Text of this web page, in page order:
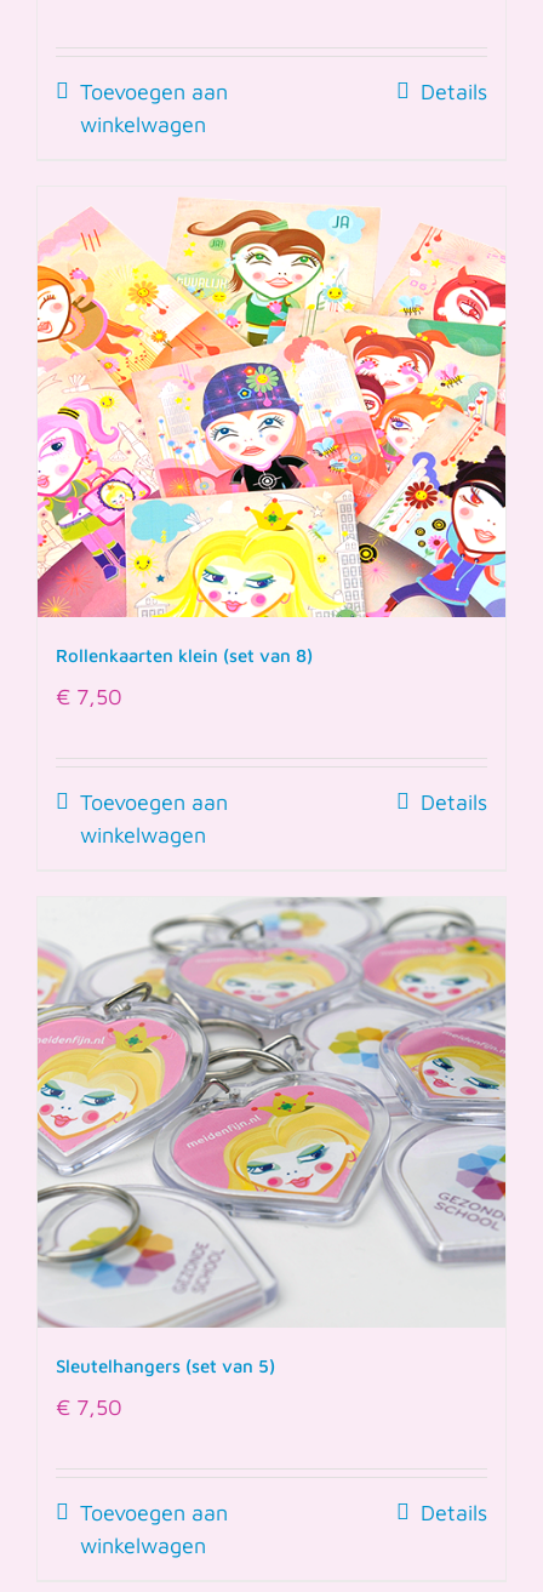
Toevoegen aan
winkelwagen
Details
Rollenkaarten klein (set van 8)
€ 7,50
Toevoegen aan
winkelwagen
Details
Sleutelhangers (set van 5)
€ 7,50
Toevoegen aan
winkelwagen
Details